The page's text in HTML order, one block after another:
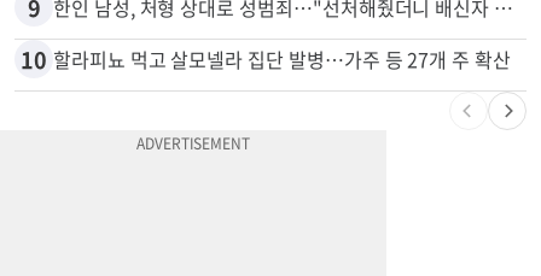
9 한인 남성, 처형 상대로 성범죄…"선처해줬더니 배신자 취급"
10 할라피뇨 먹고 살모넬라 집단 발병…가주 등 27개 주 확산